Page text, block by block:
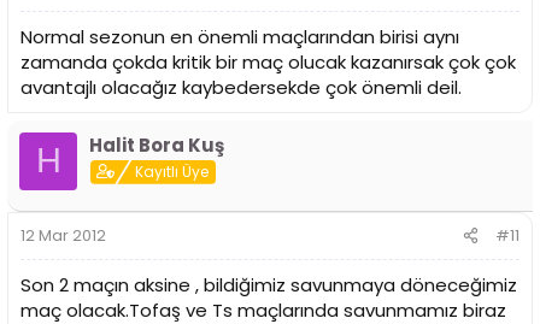
Normal sezonun en önemli maçlarından birisi aynı
zamanda çokda kritik bir maç olucak kazanırsak çok çok
avantajlı olacağız kaybedersekde çok önemli deil.
H Halit Bora Kuş
Kayıtlı Üye
12 Mar 2012 #11
Son 2 maçın aksine , bildiğimiz savunmaya döneceğimiz
maç olacak.Tofaş ve Ts maçlarında savunmamız biraz